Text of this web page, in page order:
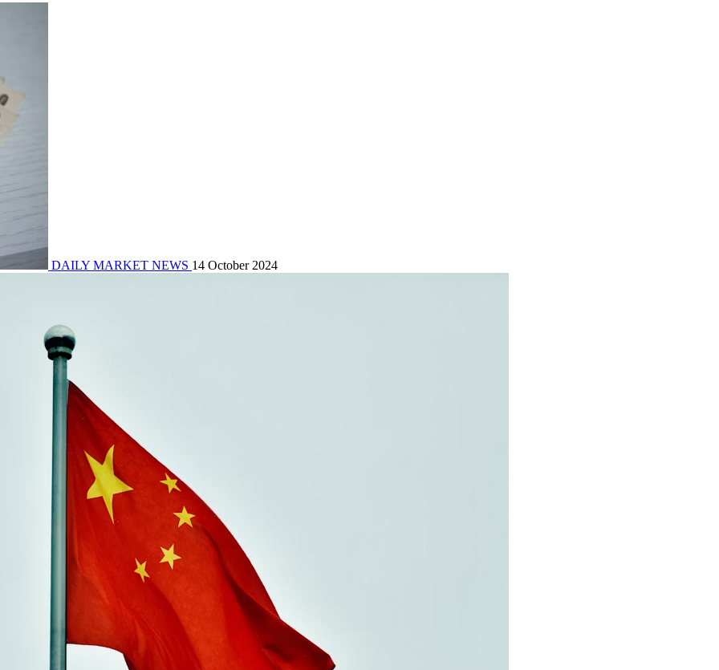
DAILY MARKET NEWS 14 October 2024